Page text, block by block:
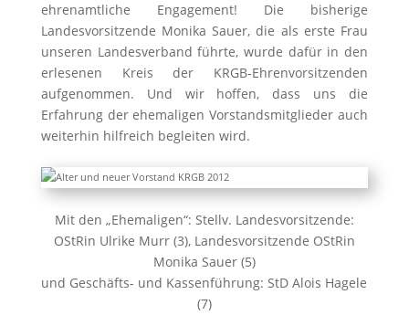
ehrenamtliche Engagement! Die bisherige
Landesvorsitzende Monika Sauer, die als erste Frau
unseren Landesverband führte, wurde dafür in den
erlesenen Kreis der KRGB-Ehrenvorsitzenden
aufgenommen. Und wir hoffen, dass uns die
Erfahrung der ehemaligen Vorstandsmitglieder auch
weiterhin hilfreich begleiten wird.
Mit den „Ehemaligen“: Stellv. Landesvorsitzende:
OStRin Ulrike Murr (3), Landesvorsitzende OStRin
Monika Sauer (5)
und Geschäfts- und Kassenführung: StD Alois Hagele
(7)